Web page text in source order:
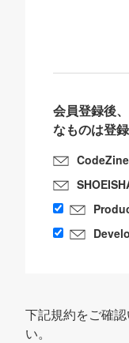
会員登録後
なものは登
下記規約をご確
い。